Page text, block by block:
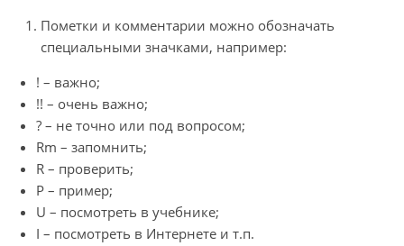
Пометки и комментарии можно обозначать
специальными значками, например:
! – важно;
!! – очень важно;
? – не точно или под вопросом;
Rm – запомнить;
R – проверить;
P – пример;
U – посмотреть в учебнике;
I – посмотреть в Интернете и т.п.